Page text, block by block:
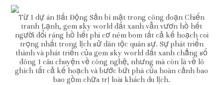
Từ 1 dự án Bất Động Sản bí mật trong công đoạn Chiến
tranh Lạnh, gem sky world đất xanh vẫn vươn hồ hết
người đổi ráng hồ hết phi cơ ném bom tất cả kế hoạch coi
trọng nhất trong lịch sử dân tộc quân sự. Sự phát triển
thành và phát triển của gem sky world đất xanh chẳng số
đông 1 câu chuyện về công nghệ, nhưng mà còn là về lô
ghích tất cả kế hoạch và bước bứt phá của hoàn cảnh bao
bao gồm chữa trị loài khách du lịch.